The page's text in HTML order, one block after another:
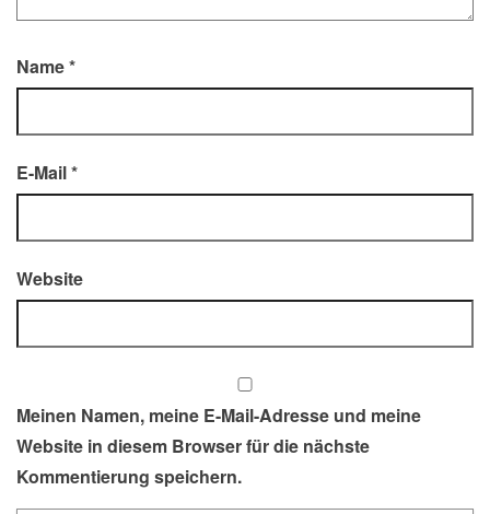
Name*
E-Mail*
Website
Meinen Namen, meine E-Mail-Adresse und meine
Website in diesem Browser für die nächste
Kommentierung speichern.